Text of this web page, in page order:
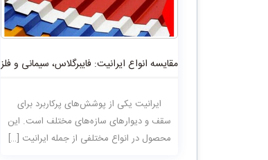
مقایسه انواع ایرانیت: فایبرگلاس، سیمانی و فلزی
ایرانیت یکی از پوشش‌های پرکاربرد برای
سقف و دیوارهای سازه‌های مختلف است. این
محصول در انواع مختلفی از جمله ایرانیت […]